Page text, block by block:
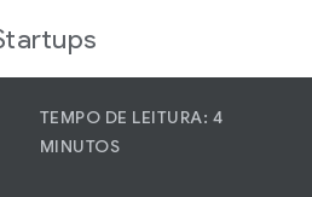
TEMPO DE LEITURA: 4
MINUTOS